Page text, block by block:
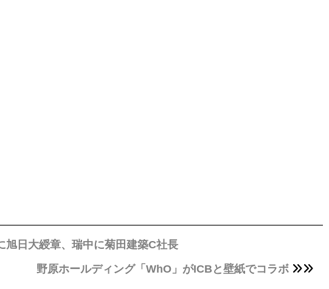
旭日大綬章、瑞中に菊田建築C社長
野原ホールディング「WhO」がICBと壁紙でコラボ